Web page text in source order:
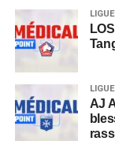
AJ